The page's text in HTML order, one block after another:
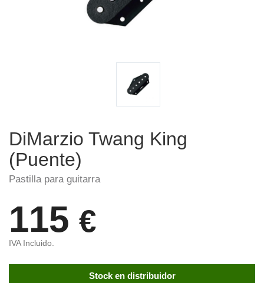
DiMarzio Twang King
(Puente)
Pastilla para guitarra
115 €
IVA Incluido.
Stock en distribuidor